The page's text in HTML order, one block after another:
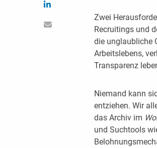
Zwei
Recruitings und
die unglaubliche
Arbeitslebens,
Transparenz
Niemand kann
entziehen. Wir
das Archiv im
und Suchtools